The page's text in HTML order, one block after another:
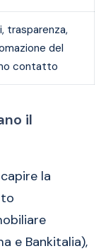
trasparenza,
del
contatto
il
la
e Bankitalia),